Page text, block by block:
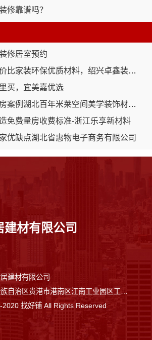
修靠谱吗？
修居室预约
保优质材料，绍兴卓鑫装饰材料有限公司品质之选
买，宜美嘉优选
湖北百年米莱空间美学装饰材料有限公司
免费量房收费标准-浙江乐享新材料
优缺点湖北省惠物电子商务有限公司
建材有限公司
建材有限公司
公司地址：广西壮族自治区贵港市港南区江南工业园区工业二路与南二路交汇处东南角
找好铺 All Rights Reserved
询